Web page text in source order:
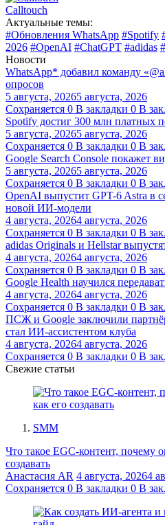
Calltouch
Актуальные темы:
#Обновления WhatsApp #Spotify
2026 #OpenAI #ChatGPT #adidas
Новости
WhatsApp* добавил команду
опросов
5 августа, 20265 августа, 2026
Сохраняется 0 В закладки 0 В
Spotify достиг 300 млн платных
5 августа, 20265 августа, 2026
Сохраняется 0 В закладки 0 В
Google Search Console покажет
5 августа, 20265 августа, 2026
Сохраняется 0 В закладки 0 В
OpenAI выпустит GPT-6 Astra в
новой ИИ-модели
4 августа, 20264 августа, 2026
Сохраняется 0 В закладки 0 В
adidas Originals и Hellstar
4 августа, 20264 августа, 2026
Сохраняется 0 В закладки 0 В
Google Health научился
4 августа, 20264 августа, 2026
Сохраняется 0 В закладки 0 В
ПСЖ и Google заключили
стал ИИ-ассистентом клуба
4 августа, 20264 августа, 2026
Сохраняется 0 В закладки 0 В
Свежие статьи
SMM
Что такое EGC-контент, почему
создавать
Анастасия AR 4 августа, 20264
Сохраняется 0 В закладки 0 В